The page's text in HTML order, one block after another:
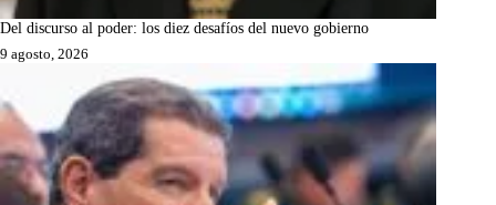
Del discurso al poder: los diez desafíos del nuevo gobierno
9 agosto, 2026